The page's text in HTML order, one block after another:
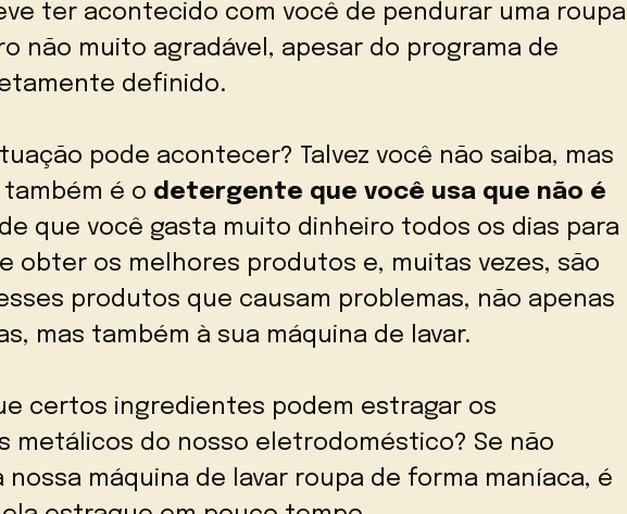
ter acontecido com você de pendurar uma roupa
não muito agradável, apesar do programa de
definido.
pode acontecer? Talvez você não saiba, mas
é o detergente que você usa que não é
que você gasta muito dinheiro todos os dias para
obter os melhores produtos e, muitas vezes, são
produtos que causam problemas, não apenas
mas também à sua máquina de lavar.
certos ingredientes podem estragar os
metálicos do nosso eletrodoméstico? Se não
nossa máquina de lavar roupa de forma maníaca, é